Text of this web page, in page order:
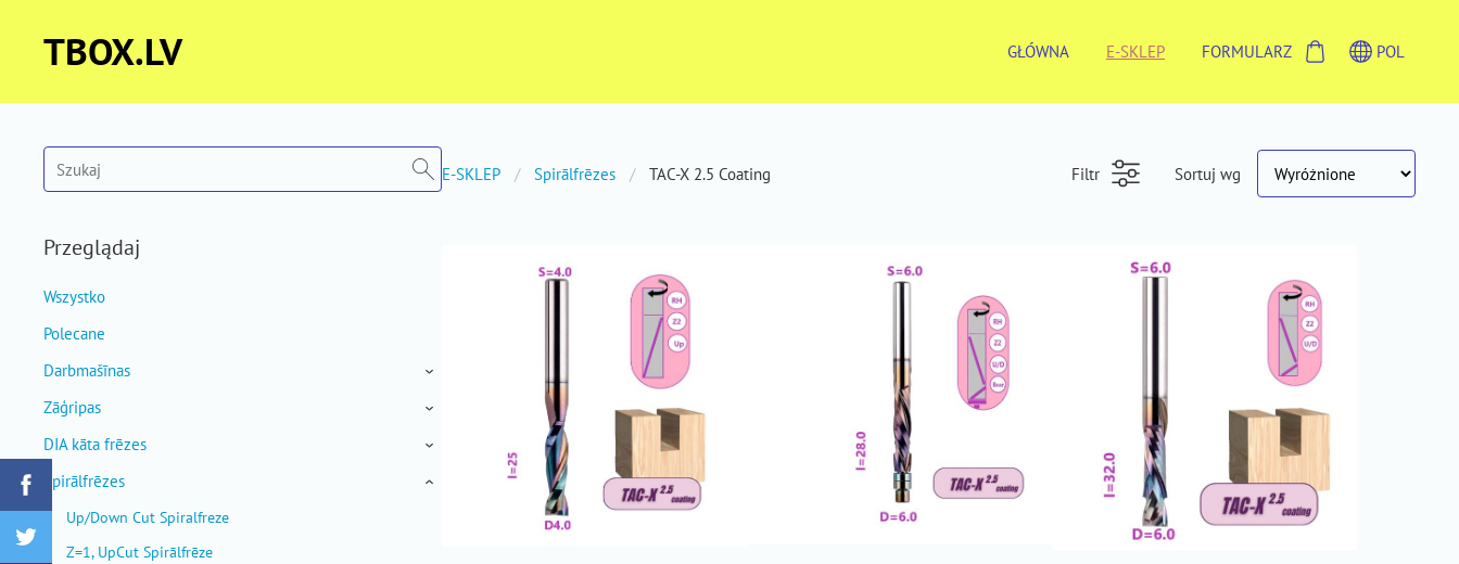
TBOX.LV GŁÓWNA E-SKLEP FORMULARZ POL
Przeglądaj
Wszystko
Polecane
Darbmašīnas
›
Zāģripas ›
DIA kāta frēzes ›
Spirālfrēzes
Up/Down Cut Spiralfreze
Z=1, UpCut Spirālfrēze
›
E-SKLEP Spirālfrēzes TAC-X 2.5 Coating Filtr Sortuj wg